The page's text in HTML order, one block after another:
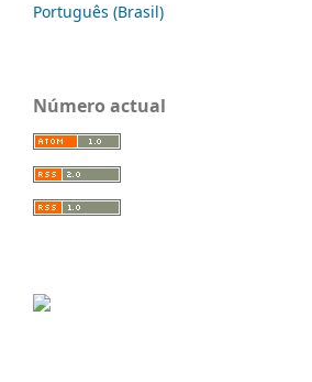
Português (Brasil)
Número actual